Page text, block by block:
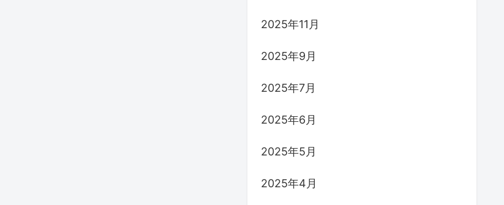
2025年11月
2025年9月
2025年7月
2025年6月
2025年5月
2025年4月